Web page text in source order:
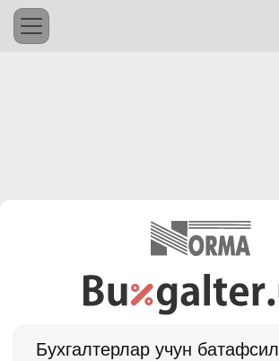
Бухгалтерлар учун батафсил